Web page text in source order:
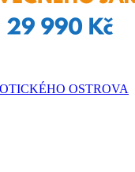
OSTROVA